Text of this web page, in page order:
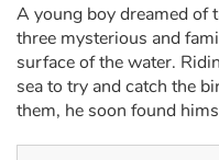
Héroïnes et héros
Écologie, nature, saisons
A young boy dreamed of
three mysterious and
surface of the water.
sea to try and catch the
them, he soon found